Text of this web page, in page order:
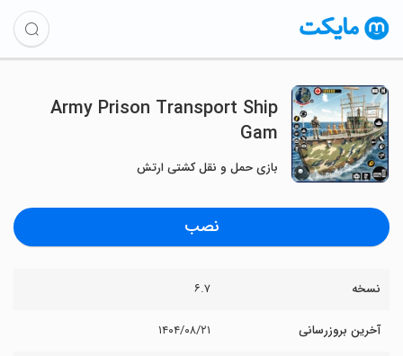
Army Prison Transport Ship
Gam
بازی حمل و نقل کشتی ارتش
نصب
نسخه ۶.۷
آخرین بروزرسانی ۱۴۰۴/۰۸/۲۱